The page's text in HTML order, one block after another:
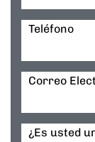
Teléfono
Correo
¿Es usted